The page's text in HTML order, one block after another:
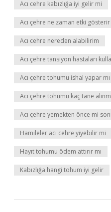
Acı cehre kabızlığa iyi gelir mi
Acı çehre ne zaman etki gösterir
Acı cehre nereden alabilirim
Acı çehre tansiyon hastaları
Acı çehre tohumu ishal yapar mı
Acı çehre tohumu kaç tane
Acı çehre yemekten önce mi
Hamileler acı cehre yiyebilir mi
Hayıt tohumu ödem attırır mı
Kabızlığa hangi tohum iyi gelir